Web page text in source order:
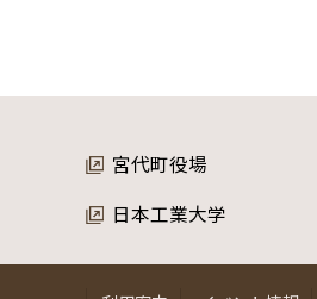
宮代町役場
日本工業大学